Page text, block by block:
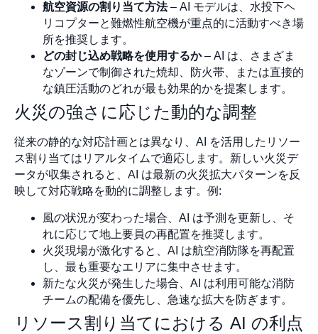
航空資源の割り当て方法– AI モデルは、水投下ヘ
リコプターと難燃性航空機が重点的に活動すべき場
所を推奨します。
どの封じ込め戦略を使用するか– AI は、さまざま
なゾーンで制御された焼却、防火帯、または直接的
な鎮圧活動のどれが最も効果的かを提案します。
火災の強さに応じた動的な調整
従来の静的な対応計画とは異なり、AI を活用したリソー
ス割り当てはリアルタイムで適応します。新しい火災デ
ータが収集されると、AI は最新の火災拡大パターンを反
映して対応戦略を動的に調整します。例:
風の状況が変わった場合、AI は予測を更新し、そ
れに応じて地上要員の再配置を推奨します。
火災現場が激化すると、AI は航空消防隊を再配置
し、最も重要なエリアに集中させます。
新たな火災が発生した場合、AI は利用可能な消防
チームの配備を優先し、急速な拡大を防ぎます。
リソース割り当てにおける AI の利点